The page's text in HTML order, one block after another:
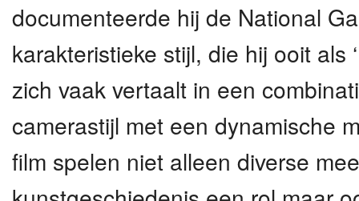
documenteerde hij de National
karakteristieke stijl, die hij ooit als
zich vaak vertaalt in een
camerastijl met een dynamische
film spelen niet alleen diverse